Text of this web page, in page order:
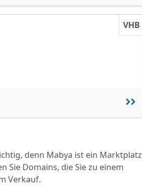
VHB
denn Mabya ist ein Marktplatz
Sie Domains, die Sie zu einem
Verkauf.